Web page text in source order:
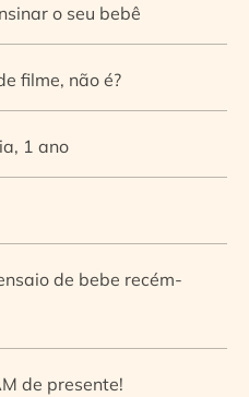
o seu bebê
filme, não é?
1 ano
de bebe recém-
de presente!